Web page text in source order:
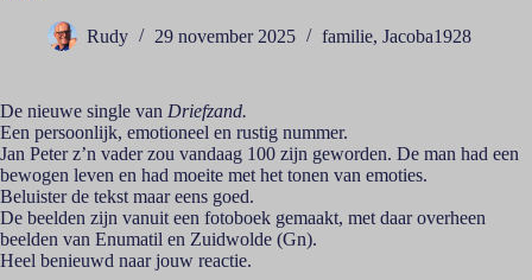
Rudy 29 november 2025 familie, Jacoba1928
De nieuwe single van Driefzand.
Een persoonlijk, emotioneel en rustig nummer.
Jan Peter z’n vader zou vandaag 100 zijn geworden. De man had een
bewogen leven en had moeite met het tonen van emoties.
Beluister de tekst maar eens goed.
De beelden zijn vanuit een fotoboek gemaakt, met daar overheen
beelden van Enumatil en Zuidwolde (Gn).
Heel benieuwd naar jouw reactie.